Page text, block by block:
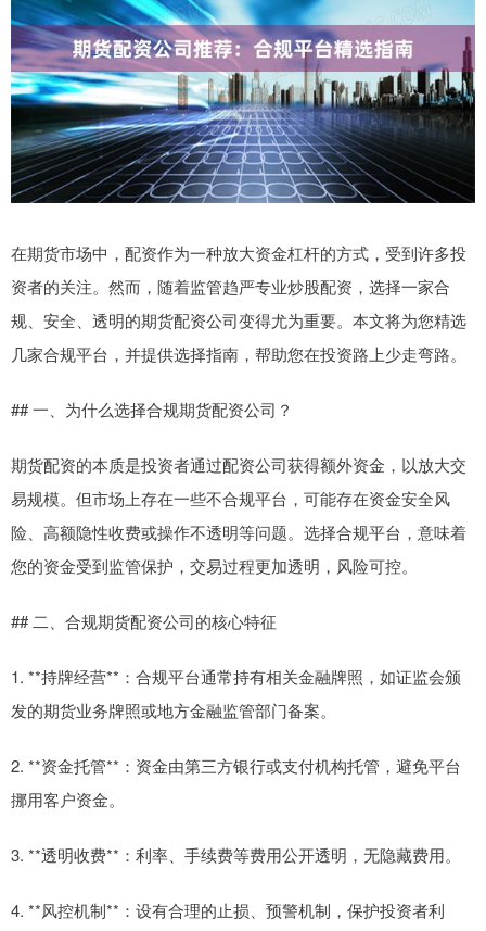
在期货市场中，配资作为一种放大资金杠杆的方式，受到许多投
资者的关注。然而，随着监管趋严专业炒股配资，选择一家合
规、安全、透明的期货配资公司变得尤为重要。本文将为您精选
几家合规平台，并提供选择指南，帮助您在投资路上少走弯路。
## 一、为什么选择合规期货配资公司？
期货配资的本质是投资者通过配资公司获得额外资金，以放大交
易规模。但市场上存在一些不合规平台，可能存在资金安全风
险、高额隐性收费或操作不透明等问题。选择合规平台，意味着
您的资金受到监管保护，交易过程更加透明，风险可控。
## 二、合规期货配资公司的核心特征
1. **持牌经营**：合规平台通常持有相关金融牌照，如证监会颁
发的期货业务牌照或地方金融监管部门备案。
2. **资金托管**：资金由第三方银行或支付机构托管，避免平台
挪用客户资金。
3. **透明收费**：利率、手续费等费用公开透明，无隐藏费用。
4. **风控机制**：设有合理的止损、预警机制，保护投资者利